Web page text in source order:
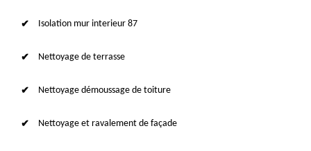
Isolation mur interieur 87
Nettoyage de terrasse
Nettoyage démoussage de toiture
Nettoyage et ravalement de façade